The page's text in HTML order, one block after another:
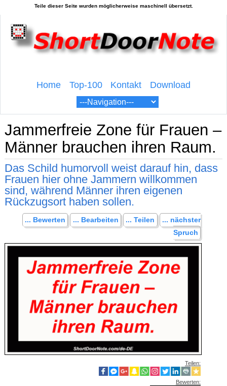
Home Top-100 Kontakt Download
Jammerfreie Zone für Frauen –
Männer brauchen ihren Raum.
Das Schild humorvoll weist darauf hin, dass
Frauen hier ohne Jammern willkommen
sind, während Männer ihren eigenen
Rückzugsort haben sollen.
... Bewerten ... Bearbeiten ... Teilen
... nächster
Spruch
Teilen:
Bewerten: